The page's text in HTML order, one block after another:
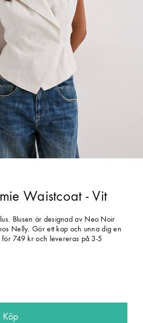
Waistcoat - Vit
Blusen är designad av Neo Noir
Nelly. Gör ett kap och unna dig en
för 749 kr och levereras på 3-5